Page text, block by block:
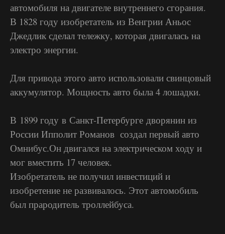
автомобиля на двигателе внутреннего сгорания.
В 1828 году изобретатель из Венгрии Аньос
Джедлик сделал тележку, которая двигалась на
электро энергии.
Для привода этого авто использовали свинцовый
аккумулятор. Мощность авто была 4 лошадки.
В 1899 году в Санкт-Петербурге дворянин из
России Ипполит Романов создал первый авто
Омнибус.Он двигался на электрическом ходу и
мог вместить 17 человек.
Изобретатель не получил инвестиций и
изобретение не развивалось. Этот автомобиль
был прародитель троллейбуса.